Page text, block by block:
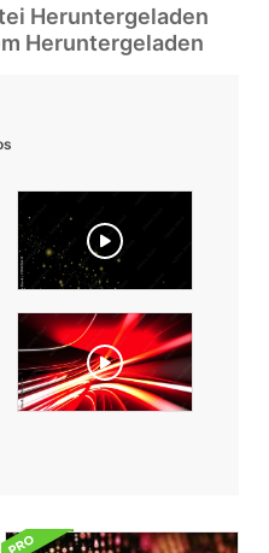
Heruntergeladen
Heruntergeladen